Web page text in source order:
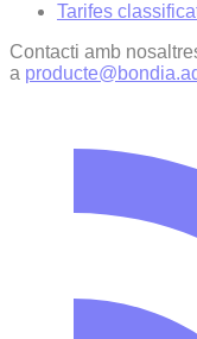
Tarifes
Contacti amb
a